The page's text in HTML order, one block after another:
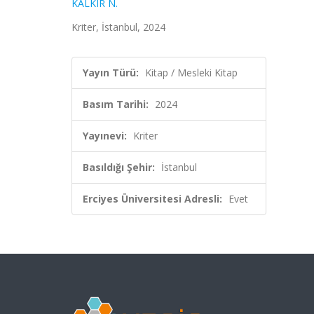
KALKIR N.
Kriter, İstanbul, 2024
Yayın Türü: Kitap / Mesleki Kitap
Basım Tarihi: 2024
Yayınevi: Kriter
Basıldığı Şehir: İstanbul
Erciyes Üniversitesi Adresli: Evet